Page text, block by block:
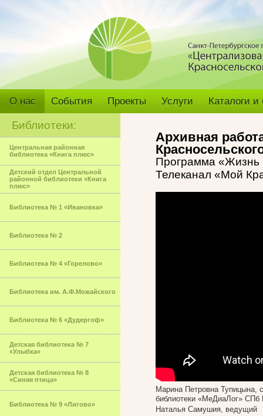
О нас События Проекты Услуги Каталоги
Библиотеки:
Центральная районная
библиотека «Книга плюс»
Детский отдел Центральной
районной библиотеки «Книга
плюс»
Библиотека № 1 «Ивановка»
Библиотека № 2
Библиотека № 4 «Горелово»
Библиотека им. А.Ф.Можайского
Библиотека № 6 «Дудергоф»
Детская библиотека № 7
«Улыбка»
Детская библиотека № 8
«Синяя птица»
Библиотека № 9 «Лигово»
Архивная
Программа «Жизнь
Телеканал «Мой
Марина Петровна Тупицына,
библиотеки «МеДиаЛог»
Наталья Самушия, ведущий